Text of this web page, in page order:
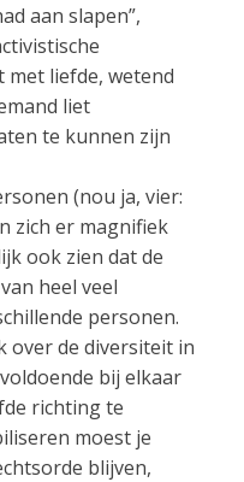
aan slapen”,
met liefde, wetend
liet
te kunnen zijn
(nou ja, vier:
zich er magnifiek
ook zien dat de
heel veel
personen.
over de diversiteit in
bij elkaar
richting te
moest je
blijven,